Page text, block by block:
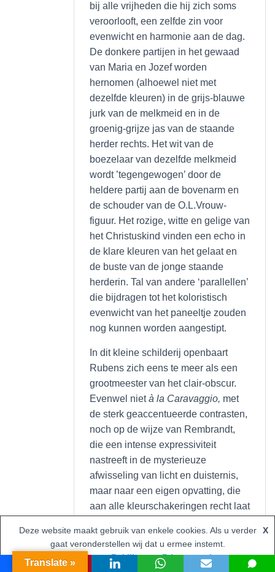
bij alle vrijheden die hij zich soms
veroorlooft, een zelfde zin voor
evenwicht en harmonie aan de dag.
De donkere partijen in het gewaad
van Maria en Jozef worden
hernomen (alhoewel niet met
dezelfde kleuren) in de grijs-blauwe
jurk van de melkmeid en in de
groenig-grijze jas van de staande
herder rechts. Het wit van de
boezelaar van dezelfde melkmeid
wordt ’tegengewogen’ door de
heldere partij aan de bovenarm en
de schouder van de O.L.Vrouw-
figuur. Het rozige, witte en gelige van
het Christuskind vinden een echo in
de klare kleuren van het gelaat en
de buste van de jonge staande
herderin. Tal van andere ‘parallellen’
die bijdragen tot het koloristisch
evenwicht van het paneeltje zouden
nog kunnen worden aangestipt.
In dit kleine schilderij openbaart
Rubens zich eens te meer als een
grootmeester van het clair-obscur.
Evenwel nietà la Caravaggio, met
de sterk geaccentueerde contrasten,
noch op de wijze van Rembrandt,
die een intense expressiviteit
nastreeft in de mysterieuze
afwisseling van licht en duisternis,
maar naar een eigen opvatting, die
aan alle kleurschakeringen recht laat
warmte behouden van zijn andere,
lumineuze werken. Een gulden licht
straalt uit van het Christuskind dat
Translate »
Deze website maakt gebruik van enkele cookies. Als u verder
gaat veronderstellen wij dat u ermee instemt.
X
Accepteren Bekijk onze Privacy opties